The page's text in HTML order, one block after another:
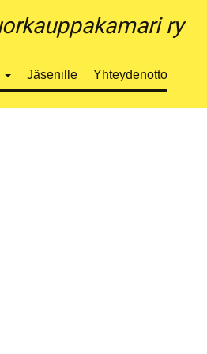
ry
Jäsenille Yhteydenotto